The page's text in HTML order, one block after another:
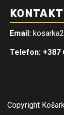
KONTAKT
Email:
Telefon: +387
Copyright